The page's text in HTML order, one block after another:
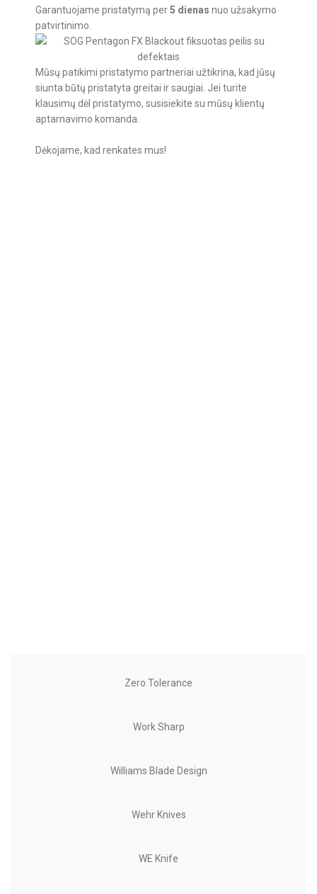
Garantuojame pristatymą per5 dienas nuo užsakymo
patvirtinimo.
Mūsų patikimi pristatymo partneriai užtikrina, kad jūsų
siunta būtų pristatyta greitai ir saugiai. Jei turite
klausimų dėl pristatymo, susisiekite su mūsų klientų
aptarnavimo komanda.
Dėkojame, kad renkates mus!
Zero Tolerance
Work Sharp
Williams Blade Design
Wehr Knives
WE Knife